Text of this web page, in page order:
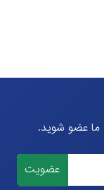
ما عضو شوید.
عضویت